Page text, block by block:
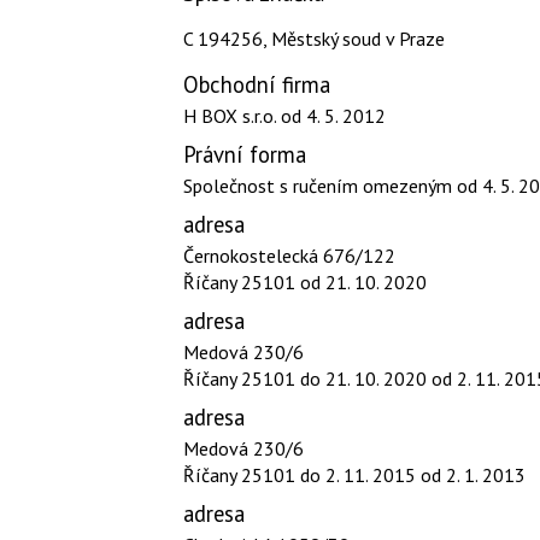
C 194256, Městský soud v Praze
Obchodní firma
H BOX s.r.o. od 4. 5. 2012
Právní forma
Společnost s ručením omezeným od 4. 5.
adresa
Černokostelecká 676/122
Říčany 25101 od 21. 10. 2020
adresa
Medová 230/6
Říčany 25101 do 21. 10. 2020 od 2. 11.
adresa
Medová 230/6
Říčany 25101 do 2. 11. 2015 od 2. 1. 2013
adresa